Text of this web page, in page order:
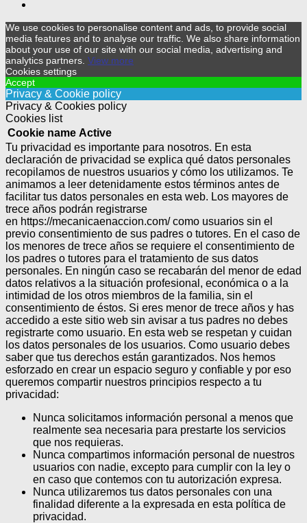
We use cookies to personalise content and ads, to provide social
media features and to analyse our traffic. We also share information
about your use of our site with our social media, advertising and
analytics partners. View more
Cookies settings
Accept
Privacy & Cookie policy
Privacy & Cookies policy
Cookies list
Cookie name Active
Tu privacidad es importante para nosotros. En esta
declaración de privacidad se explica qué datos personales
recopilamos de nuestros usuarios y cómo los utilizamos. Te
animamos a leer detenidamente estos términos antes de
facilitar tus datos personales en esta web. Los mayores de
trece años podrán registrarse
en https://mecanicaenaccion.com/ como usuarios sin el
previo consentimiento de sus padres o tutores. En el caso de
los menores de trece años se requiere el consentimiento de
los padres o tutores para el tratamiento de sus datos
personales. En ningún caso se recabarán del menor de edad
datos relativos a la situación profesional, económica o a la
intimidad de los otros miembros de la familia, sin el
consentimiento de éstos. Si eres menor de trece años y has
accedido a este sitio web sin avisar a tus padres no debes
registrarte como usuario. En esta web se respetan y cuidan
los datos personales de los usuarios. Como usuario debes
saber que tus derechos están garantizados. Nos hemos
esforzado en crear un espacio seguro y confiable y por eso
queremos compartir nuestros principios respecto a tu
privacidad:
Nunca solicitamos información personal a menos que
realmente sea necesaria para prestarte los servicios
que nos requieras.
Nunca compartimos información personal de nuestros
usuarios con nadie, excepto para cumplir con la ley o
en caso que contemos con tu autorización expresa.
Nunca utilizaremos tus datos personales con una
finalidad diferente a la expresada en esta política de
privacidad.